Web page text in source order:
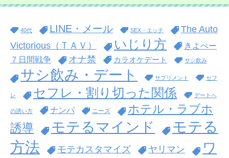
40代 LINE・メール SEX・エッチ
The Auto
Victorious（ＴＡＶ）
いじり方
きよぺー
７日間戦争
オナ禁 カラオケデート サシ飲み
サシ飲み・デート サプリメント セフ
レ セフレ・割り切った関係 デートへ
の誘い方 ナンパ ニーズ
ホテル・ラブホ
誘導
モテるマインド
モテる
方法
モテカスタマイズ ヤリマン
ワ